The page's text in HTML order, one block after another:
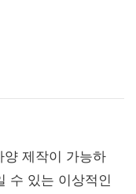
양 제작이 가능하
수 있는 이상적인